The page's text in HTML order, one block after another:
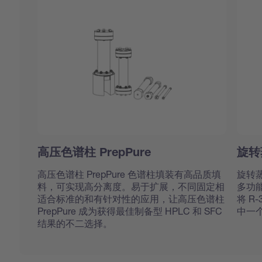
高压色谱柱 PrepPure
高压色谱柱 PrepPure 色谱柱填装有高品质填
料，可实现高分离度。易于扩展，不同固定相
适合标准的和有针对性的应用，让高压色谱柱
PrepPure 成为获得最佳制备型 HPLC 和 SFC
结果的不二选择。
旋
旋转
多功
将 R-
中一